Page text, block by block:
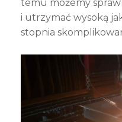
temu możemy
i utrzymać wysoką
stopnia